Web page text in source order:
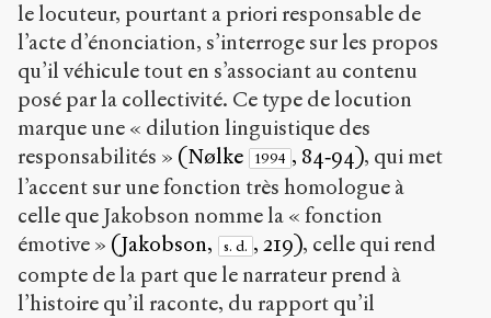
le locuteur, pourtant a priori responsable de
l’acte d’énonciation, s’interroge sur les propos
qu’il véhicule tout en s’associant au contenu
posé par la collectivité. Ce type de locution
marque une « dilution linguistique des
responsabilités » (Nølke 1994 , 84‑94), qui met
l’accent sur une fonction très homologue à
celle que Jakobson nomme la « fonction
émotive » (Jakobson, s. d. , 219), celle qui rend
compte de la part que le narrateur prend à
l’histoire qu’il raconte, du rapport qu’il